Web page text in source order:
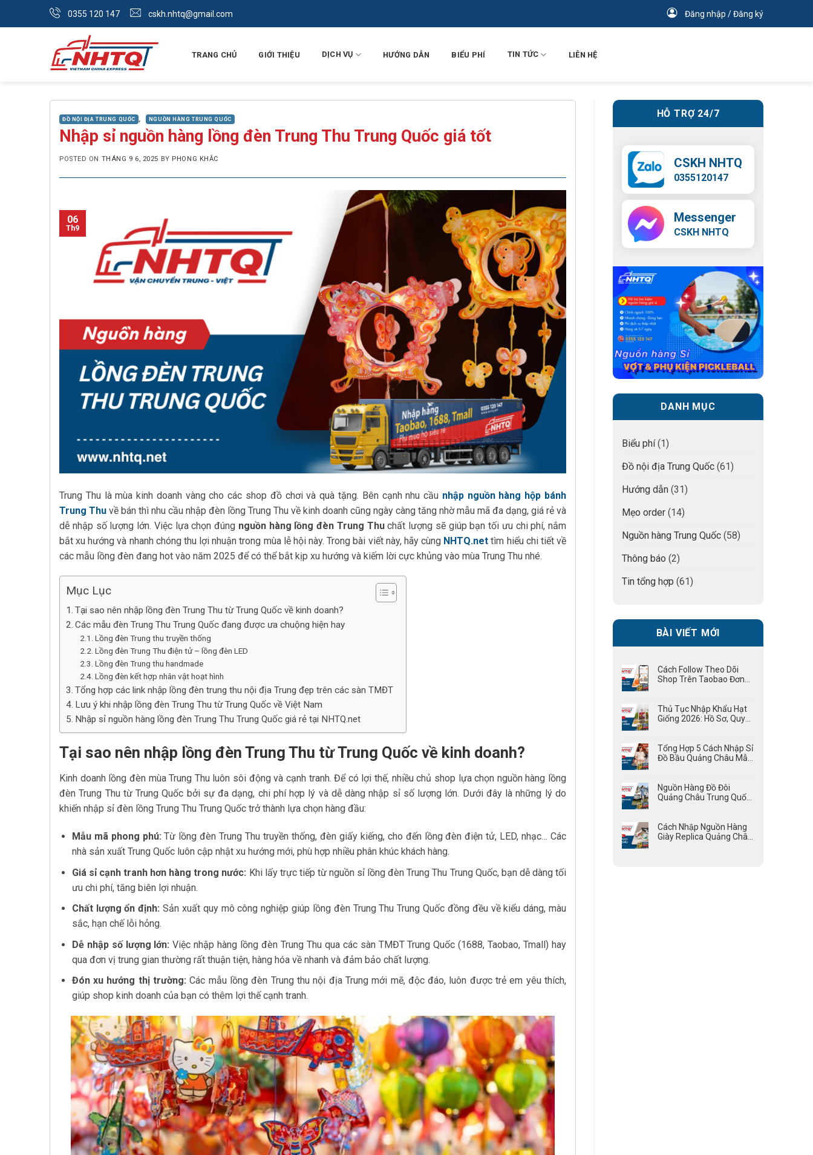
0355 120 147 cskh.nhtq@gmail.com Đăng nhập / Đăng ký
TRANG CHỦ GIỚI THIỆU DỊCH VỤ HƯỚNG DẪN BIỂU PHÍ TIN TỨC LIÊN HỆ
ĐỒ NỘI ĐỊA TRUNG QUỐC , NGUỒN HÀNG TRUNG QUỐC
Nhập sỉ nguồn hàng lồng đèn Trung Thu Trung Quốc giá tốt
POSTED ON THÁNG 9 6, 2025 BY PHONG KHẮC
06
Th9
Trung Thu là mùa kinh doanh vàng cho các shop đồ chơi và quà tặng. Bên cạnh nhu cầu nhập nguồn hàng hộp bánh
Trung Thu về bán thì nhu cầu nhập đèn lồng Trung Thu về kinh doanh cũng ngày càng tăng nhờ mẫu mã đa dạng, giá rẻ và
dễ nhập số lượng lớn. Việc lựa chọn đúng nguồn hàng lồng đèn Trung Thuchất lượng sẽ giúp bạn tối ưu chi phí, nắm
bắt xu hướng và nhanh chóng thu lợi nhuận trong mùa lễ hội này. Trong bài viết này, hãy cùng NHTQ.net tìm hiểu chi tiết về
các mẫu lồng đèn đang hot vào năm 2025 để có thể bắt kịp xu hướng và kiếm lời cực khủng vào mùa Trung Thu nhé.
Mục Lục
Tại sao nên nhập lồng đèn Trung Thu từ Trung Quốc về kinh doanh?
Các mẫu đèn Trung Thu Trung Quốc đang được ưa chuộng hiện hay
Lồng đèn Trung thu truyền thống
Lồng đèn Trung Thu điện tử – lồng đèn LED
Lồng đèn Trung thu handmade
Lồng đèn kết hợp nhân vật hoạt hình
Tổng hợp các link nhập lồng đèn trung thu nội địa Trung đẹp trên các sàn TMĐT
Lưu ý khi nhập lồng đèn Trung Thu từ Trung Quốc về Việt Nam
Nhập sỉ nguồn hàng lồng đèn Trung Thu Trung Quốc giá rẻ tại NHTQ.net
Tại sao nên nhập lồng đèn Trung Thu từ Trung Quốc về kinh doanh?
Kinh doanh lồng đèn mùa Trung Thu luôn sôi động và cạnh tranh. Để có lợi thế, nhiều chủ shop lựa chọn nguồn hàng lồng
đèn Trung Thu từ Trung Quốc bởi sự đa dạng, chi phí hợp lý và dễ dàng nhập sỉ số lượng lớn. Dưới đây là những lý do
khiến nhập sỉ đèn lồng Trung Thu Trung Quốc trở thành lựa chọn hàng đầu:
Mẫu mã phong phú: Từ lồng đèn Trung Thu truyền thống, đèn giấy kiếng, cho đến lồng đèn điện tử, LED, nhạc… Các
nhà sản xuất Trung Quốc luôn cập nhật xu hướng mới, phù hợp nhiều phân khúc khách hàng.
Giá sỉ cạnh tranh hơn hàng trong nước: Khi lấy trực tiếp từ nguồn sỉ lồng đèn Trung Thu Trung Quốc, bạn dễ dàng tối
ưu chi phí, tăng biên lợi nhuận.
Chất lượng ổn định: Sản xuất quy mô công nghiệp giúp lồng đèn Trung Thu Trung Quốc đồng đều về kiểu dáng, màu
sắc, hạn chế lỗi hỏng.
Dễ nhập số lượng lớn: Việc nhập hàng lồng đèn Trung Thu qua các sàn TMĐT Trung Quốc (1688, Taobao, Tmall) hay
qua đơn vị trung gian thường rất thuận tiện, hàng hóa về nhanh và đảm bảo chất lượng.
Đón xu hướng thị trường: Các mẫu lồng đèn Trung thu nội địa Trung mới mẽ, độc đáo, luôn được trẻ em yêu thích,
giúp shop kinh doanh của bạn có thêm lợi thế cạnh tranh.
HỖ TRỢ 24/7
CSKH NHTQ
0355120147
Messenger
CSKH NHTQ
DANH MỤC
Biểu phí(1)
Đồ nội địa Trung Quốc (61)
Hướng dẫn (31)
Mẹo order (14)
Nguồn hàng Trung Quốc (58)
Thông báo (2)
Tin tổng hợp (61)
BÀI VIẾT MỚI
Cách Follow Theo Dõi
Shop Trên Taobao Đơn
Thủ Tục Nhập Khẩu Hạt
Giống 2026: Hồ Sơ, Quy
Tổng Hợp 5 Cách Nhập Sỉ
Đồ Bầu Quảng Châu Mẫu
Nguồn Hàng Đồ Đôi
Quảng Châu Trung Quốc
Cách Nhập Nguồn Hàng
Giày Replica Quảng Châu